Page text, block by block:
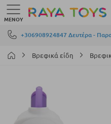
Μετάβαση στο περιεχόμενο
+306908924847 Δευτέρα -
ΜΕΝΟΎ
Βρεφικά είδη
Μετάβαση